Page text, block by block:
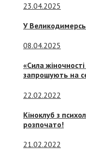
23.04.2025
У
08.04.2025
«Сила
запрошують на
22.02.2022
Кіноклуб з
розпочато!
21.02.2022